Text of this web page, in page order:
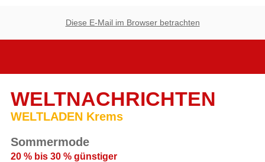
Diese E-Mail im Browser betrachten
WELTNACHRICHTEN
WELTLADEN Krems
Sommermode
20 % bis 30 % günstiger